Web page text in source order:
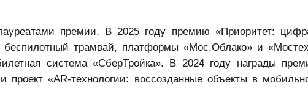
премии. В 2025 году премию «Приоритет:
трамвай, платформы «Мос.Облако» и
система «СберТройка». В 2024 году награды
«AR-технологии: воссозданные объекты в